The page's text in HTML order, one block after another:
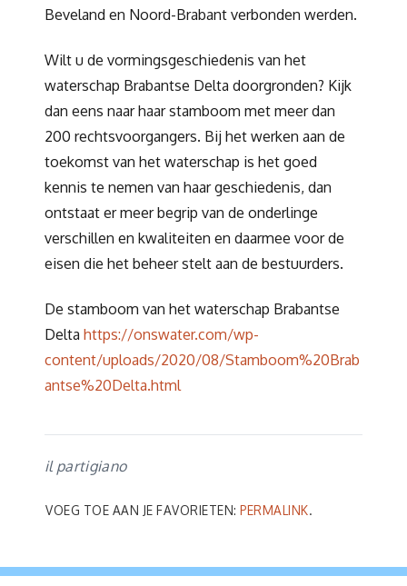
Beveland en Noord-Brabant verbonden werden.
Wilt u de vormingsgeschiedenis van het
waterschap Brabantse Delta doorgronden? Kijk
dan eens naar haar stamboom met meer dan
200 rechtsvoorgangers. Bij het werken aan de
toekomst van het waterschap is het goed
kennis te nemen van haar geschiedenis, dan
ontstaat er meer begrip van de onderlinge
verschillen en kwaliteiten en daarmee voor de
eisen die het beheer stelt aan de bestuurders.
De stamboom van het waterschap Brabantse
Delta https://onswater.com/wp-
content/uploads/2020/08/Stamboom%20Brab
antse%20Delta.html
il partigiano
VOEG TOE AAN JE FAVORIETEN: PERMALINK.